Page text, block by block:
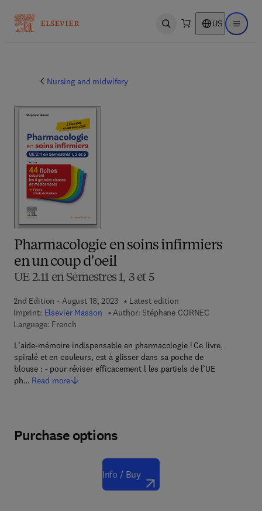
Open search US Open
Nursing and midwifery
Pharmacologie en soins infirmiers
en un coup d'oeil
UE 2.11 en Semestres 1, 3 et 5
2nd Edition - August 18, 2023
Latest edition
Imprint: Elsevier Masson Author: Stéphane CORNEC
Language: French
L’aide-mémoire indispensable en pharmacologie ! Ce livre,
spiralé et en couleurs, est à glisser dans sa poche de
blouse : - pour réviser efficacement l les partiels de l’UE
ph… Read more
Purchase options
Info / Buy